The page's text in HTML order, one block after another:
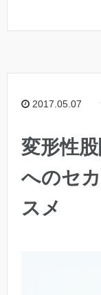
2017.05.07
変形性
へのセ
スメ